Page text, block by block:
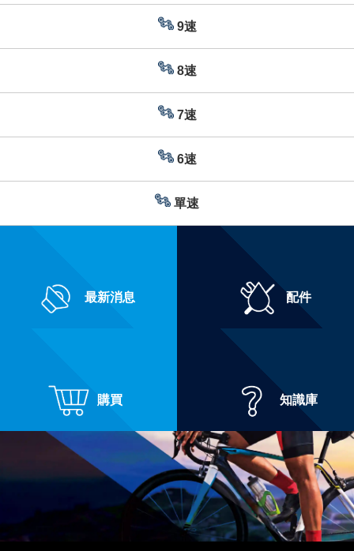
9速
8速
7速
6速
單速
最新消息 配件
購買 知識庫